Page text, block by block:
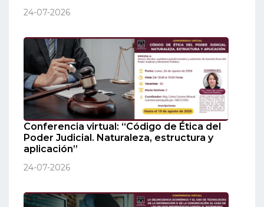
24-07-2026
Conferencia virtual: “Código de Ética del
Poder Judicial. Naturaleza, estructura y
aplicación”
24-07-2026